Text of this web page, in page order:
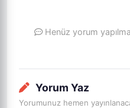
Henüz yorum
Yorum Yaz
Yorumunuz hemen